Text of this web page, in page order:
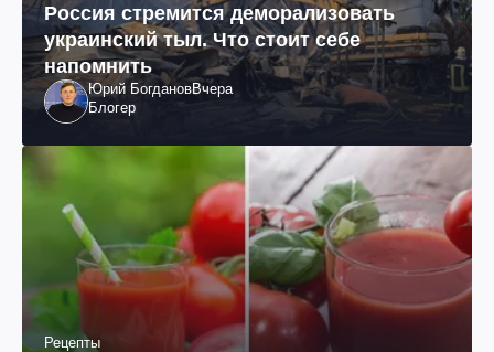
Россия стремится деморализовать
украинский тыл. Что стоит себе
напомнить
Юрий БогдановВчера
Блогер
Рецепты